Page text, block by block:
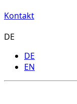
Kontakt
DE
DE
EN